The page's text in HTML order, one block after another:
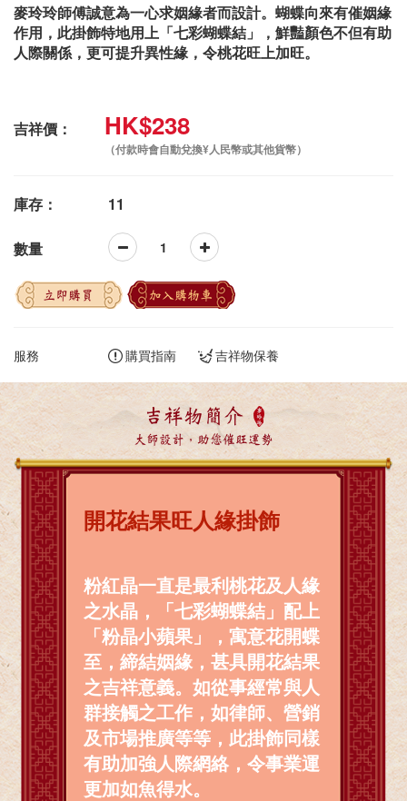
麥玲玲師傅誠意為一心求姻緣者而設計。蝴蝶向來有催姻緣
作用，此掛飾特地用上「七彩蝴蝶結」，鮮豔顏色不但有助
人際關係，更可提升異性緣，令桃花旺上加旺。
吉祥價： HK$238
（付款時會自動兌換¥人民幣或其他貨幣）
庫存： 11
數量
立即購買 加入購物車
服務 購買指南 吉祥物保養
吉祥物簡介
大師設計，助您催旺運勢
開花結果旺人緣掛飾
粉紅晶一直是最利桃花及人緣
之水晶，「七彩蝴蝶結」配上
「粉晶小蘋果」，寓意花開蝶
至，締結姻緣，甚具開花結果
之吉祥意義。如從事經常與人
群接觸之工作，如律師、營銷
及市場推廣等等，此掛飾同樣
有助加強人際網絡，令事業運
更加如魚得水。